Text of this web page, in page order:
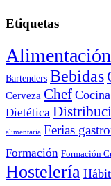
Etiquetas
Alimentación
Bartenders Bebidas
Cerveza Chef Cocina
Dietética
alimentaria Ferias
Formación Formación
Hostelería